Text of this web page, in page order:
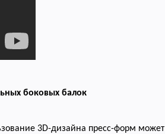
боковых балок
3D-дизайна пресс-форм может